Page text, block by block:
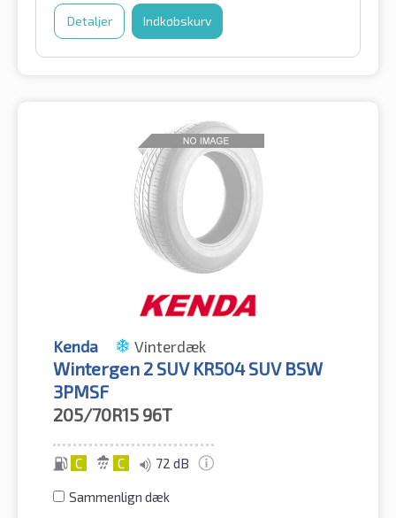
Detaljer Indkøbskurv
Kenda Vinterdæk
Wintergen 2 SUV KR504 SUV BSW
3PMSF
205/70R15 96T
C C 72 dB
Sammenlign dæk